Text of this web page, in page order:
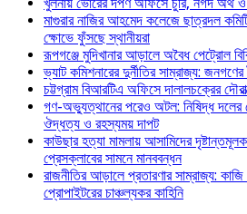
মাগুরার নাজির আহমেদ কলেজে ছাত্রদল
ক্ষোভে ফুঁসছে স্থানীয়রা
রূপগঞ্জে মুদিখানার আড়ালে অবৈধ পেট্রোল
ভ্যাট কমিশনারের দুর্নীতির সাম্রাজ্য: জনগণের
চট্টগ্রাম বিআরটিএ অফিসে দালালচক্রের
গণ-অভ্যুত্থানের পরেও অটল: নিষিদ্ধ দলের
ঔদ্ধত্য ও রহস্যময় দাপট
কাউছার হত্যা মামলায় আসামিদের
প্রেসক্লাবের সামনে মানববন্ধন
রাজনীতির আড়ালে প্রতারণার সাম্রাজ্য: কাজি
প্রোপাইটরের চাঞ্চল্যকর কাহিনি